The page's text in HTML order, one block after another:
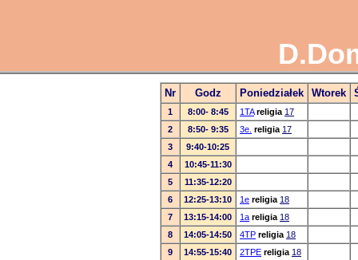
Nr Godz Poniedziałek Wtorek
1 8:00- 8:45 1TA religia 17
2
8:50- 9:35 3e. religia 17
3
9:40-10:25
4
10:45-11:30
5
11:35-12:20
6
12:25-13:10 1e religia 18
7
13:15-14:00 1a religia 18
8
14:05-14:50 4TP religia 18
9
14:55-15:40 2TPE religia 18